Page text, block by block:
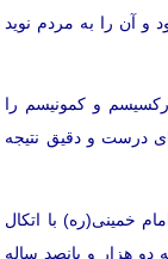
آن را به مردم نوید
و کمونیسم را
درست و دقیق نتیجه
خمینی(ره) با اتکال
دو هزار و پانصد ساله